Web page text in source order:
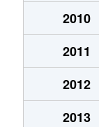
2010
2011
2012
2013